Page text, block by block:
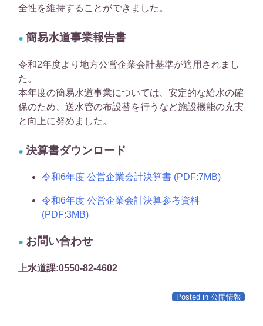
全性を維持することができました。
簡易水道事業報告書
令和2年度より地方公営企業会計基準が適用されまし
た。
本年度の簡易水道事業については、安定的な給水の確
保のため、送水管の布設替を行うなど施設機能の充実
と向上に努めました。
決算書ダウンロード
令和6年度 公営企業会計決算書 (PDF:7MB)
令和6年度 公営企業会計決算参考資料
(PDF:3MB)
お問い合わせ
上水道課:0550-82-4602
Posted in 公開情報